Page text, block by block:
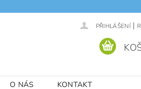
PŘIHLÁŠENÍ |
O NÁS KONTAKT